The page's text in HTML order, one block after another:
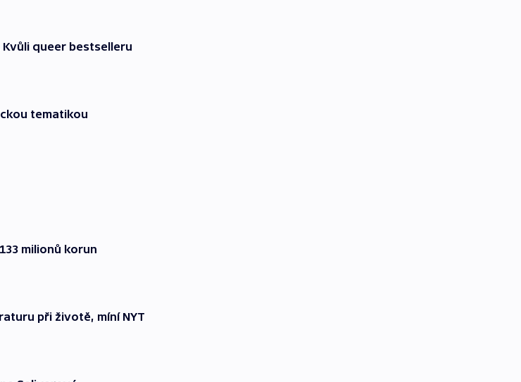
queer bestselleru
tematikou
milionů korun
při životě, míní NYT